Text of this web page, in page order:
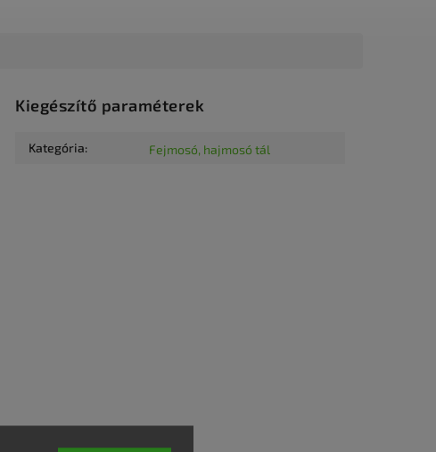
Kiegészítő paraméterek
Kategória: Fejmosó, hajmosó tál